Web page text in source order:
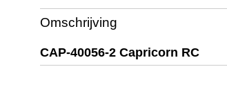
Productcode
EAN code
Bruto gewicht
Omschrijving
CAP-40056-2 Capricorn RC